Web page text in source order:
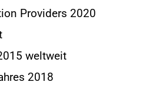
Providers 2020
weltweit
2018